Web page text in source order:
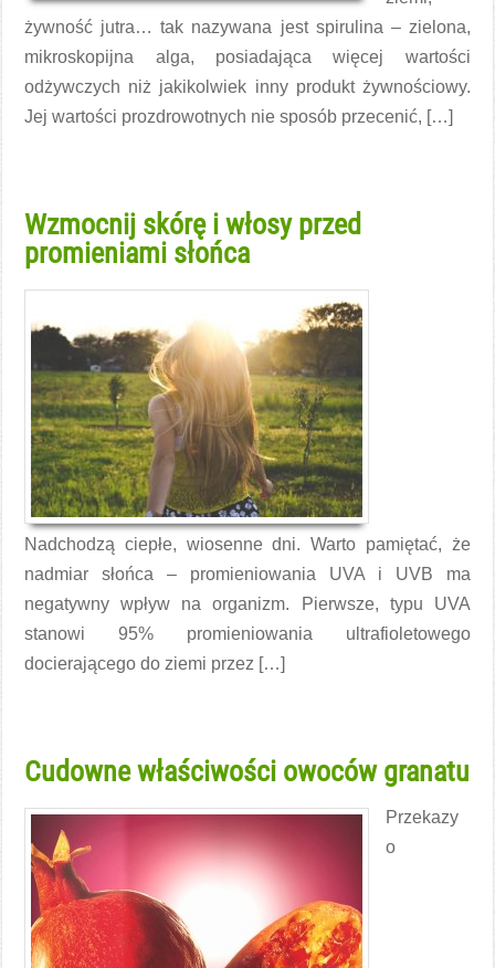
żywność jutra… tak nazywana jest spirulina – zielona,
mikroskopijna alga, posiadająca więcej wartości
odżywczych niż jakikolwiek inny produkt żywnościowy.
Jej wartości prozdrowotnych nie sposób przecenić, […]
Wzmocnij skórę i włosy przed
promieniami słońca
Nadchodzą ciepłe, wiosenne dni. Warto pamiętać, że
nadmiar słońca – promieniowania UVA i UVB ma
negatywny wpływ na organizm. Pierwsze, typu UVA
stanowi 95% promieniowania ultrafioletowego
docierającego do ziemi przez […]
Cudowne właściwości owoców granatu
Przekazy
o